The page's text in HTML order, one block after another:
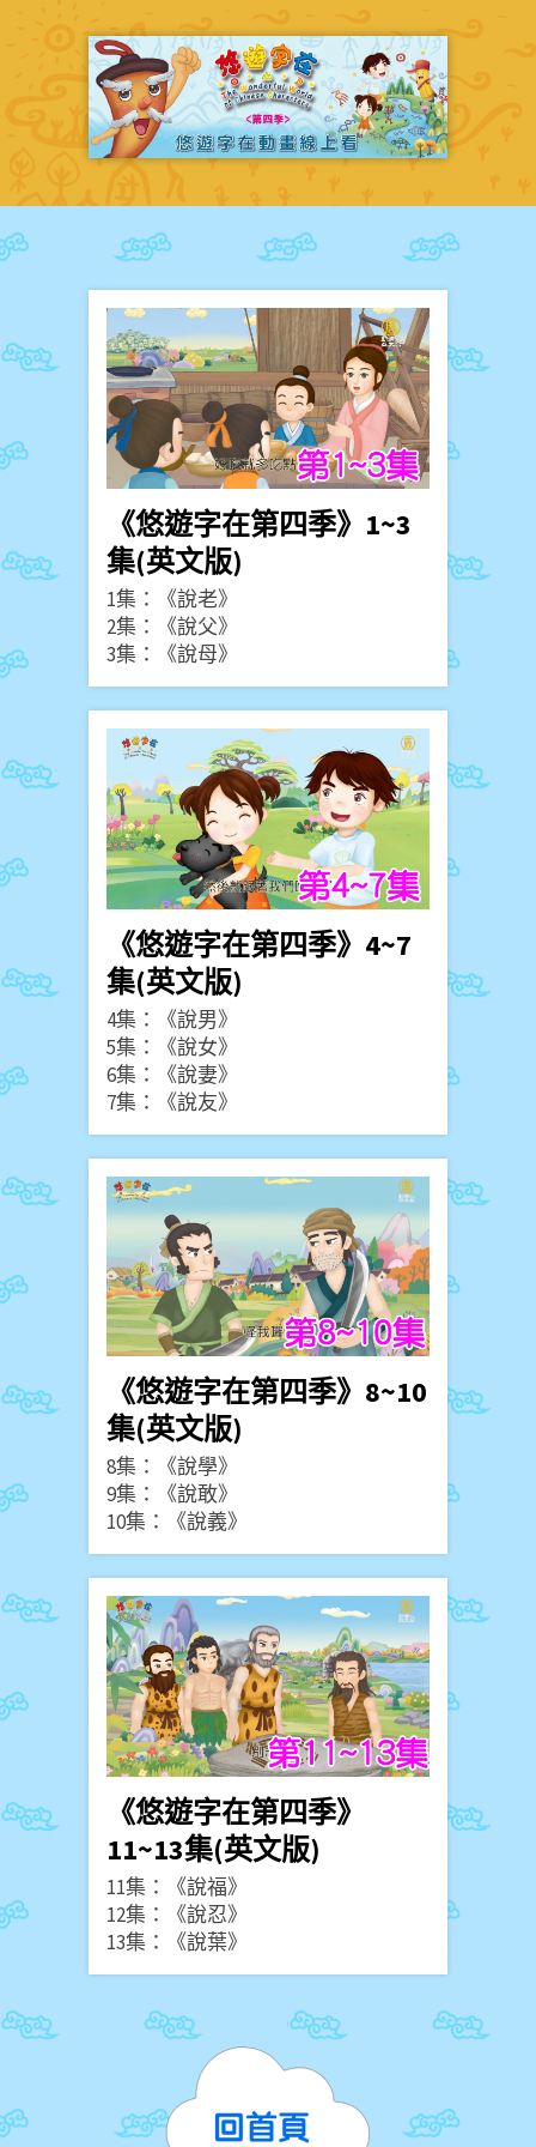
《悠遊字在第四季》1~3
集(英文版)
1集：《說老》
2集：《說父》
3集：《說母》
《悠遊字在第四季》4~7
集(英文版)
4集：《說男》
5集：《說女》
6集：《說妻》
7集：《說友》
《悠遊字在第四季》8~10
集(英文版)
8集：《說學》
9集：《說敢》
10集：《說義》
《悠遊字在第四季》
11~13集(英文版)
11集：《說福》
12集：《說忍》
13集：《說葉》